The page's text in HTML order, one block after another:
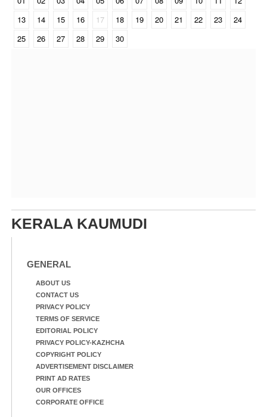
13
14 15 16 17 18 19 20 21 22 23
24
25
26 27 28 29 30
KERALA KAUMUDI
GENERAL
ABOUT US
CONTACT US
PRIVACY POLICY
TERMS OF SERVICE
EDITORIAL POLICY
PRIVACY POLICY-KAZHCHA
COPYRIGHT POLICY
ADVERTISEMENT DISCLAIMER
PRINT AD RATES
OUR OFFICES
CORPORATE OFFICE